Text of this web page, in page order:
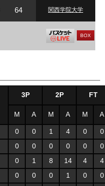
64 関西学院大学
BOX
3P 2P FT
M A M A M A
0 0 1 4 0
0
0 0 0 0 0
0
0 1 8 14 4
4
0 0 0 1 0
0